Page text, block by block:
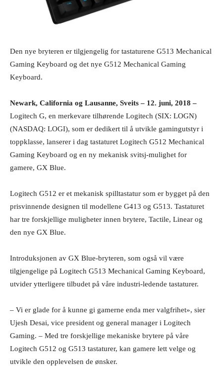
Den nye bryteren er tilgjengelig for tastaturene G513 Mechanical
Gaming Keyboard og det nye G512 Mechanical Gaming
Keyboard.
Newark, California og Lausanne, Sveits – 12. juni, 2018 –
Logitech G, en merkevare tilhørende Logitech (SIX: LOGN)
(NASDAQ: LOGI), som er dedikert til å utvikle gamingutstyr i
toppklasse, lanserer i dag tastaturet Logitech G512 Mechanical
Gaming Keyboard og en ny mekanisk svitsj-mulighet for
gamere, GX Blue.
Logitech G512 er et mekanisk spilltastatur som er bygget på den
prisvinnende designen til modellene G413 og G513. Tastaturet
har tre forskjellige muligheter innen brytere, Tactile, Linear og
den nye GX Blue.
Introduksjonen av GX Blue-bryteren, som også vil være
tilgjengelige på Logitech G513 Mechanical Gaming Keyboard,
utvider ytterligere tilbudet på våre industri-ledende tastaturer.
– Vi er glade for å kunne gi gamerne enda mer valgfrihet», sier
Ujesh Desai, vice president og general manager i Logitech
Gaming. – Med tre forskjellige mekaniske brytere på våre
Logitech G512 og G513 tastaturer, kan gamere lett velge og
utvikle den opplevelsen de ønsker.